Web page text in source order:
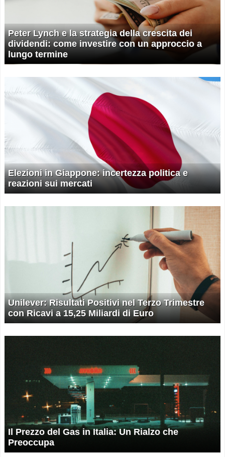
Peter Lynch e la strategia della crescita dei
dividendi: come investire con un approccio a
lungo termine
Elezioni in Giappone: incertezza politica e
reazioni sui mercati
Unilever: Risultati Positivi nel Terzo Trimestre
con Ricavi a 15,25 Miliardi di Euro
Il Prezzo del Gas in Italia: Un Rialzo che
Preoccupa